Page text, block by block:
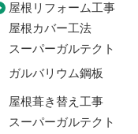
屋根リフォーム工事
屋根カバー工法
スーパーガルテクト
ガルバリウム鋼板
屋根葺き替え工事
スーパーガルテクト